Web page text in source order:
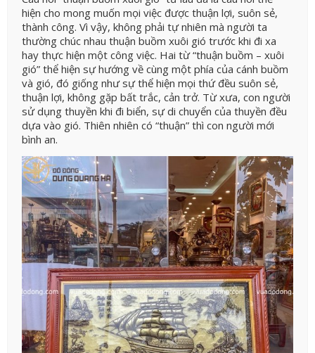
hiện cho mong muốn mọi việc được thuận lợi, suôn sẻ,
thành công. Vì vậy, không phải tự nhiên mà người ta
thường chúc nhau thuận buồm xuôi gió trước khi đi xa
hay thực hiện một công việc. Hai từ “thuận buồm – xuôi
gió” thể hiện sự hướng về cùng một phía của cánh buồm
và gió, đó giống như sự thể hiện mọi thứ đều suôn sẻ,
thuận lợi, không gặp bất trắc, cản trở. Từ xưa, con người
sử dụng thuyền khi đi biển, sự di chuyển của thuyền đều
dựa vào gió. Thiên nhiên có “thuận” thì con người mới
bình an.